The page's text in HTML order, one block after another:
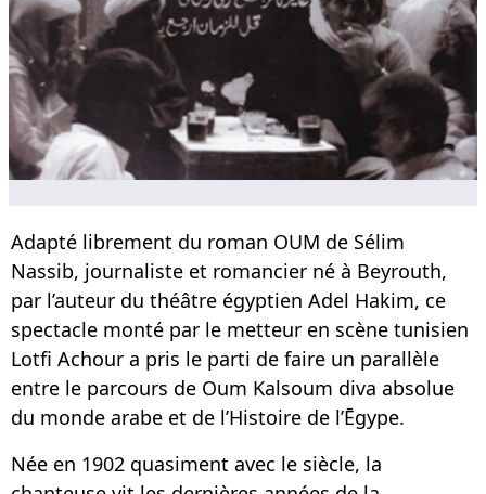
Adapté librement du roman OUM de Sélim
Nassib, journaliste et romancier né à Beyrouth,
par l’auteur du théâtre égyptien Adel Hakim, ce
spectacle monté par le metteur en scène tunisien
Lotfi Achour a pris le parti de faire un parallèle
entre le parcours de Oum Kalsoum diva absolue
du monde arabe et de l’Histoire de l’Ēgype.
Née en 1902 quasiment avec le siècle, la